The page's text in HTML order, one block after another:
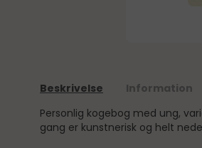
Beskrivelse
Information
Personlig kogebog med ung,
gang er kunstnerisk og helt